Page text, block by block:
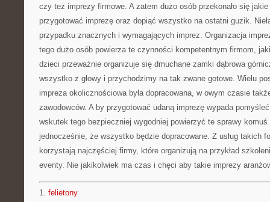
czy też imprezy firmowe. A zatem dużo osób przekonało się
przygotować imprezę oraz dopiąć wszystko na ostatni guzik.
przypadku znacznych i wymagających imprez. Organizacja
tego dużo osób powierza te czynności kompetentnym firmom,
dzieci przeważnie organizuje się dmuchane zamki dąbrowa
wszystko z głowy i przychodzimy na tak zwane gotowe. Wielu
impreza okolicznościowa była dopracowana, w owym czasie
zawodowców. A by przygotować udaną imprezę wypada
wskutek tego bezpieczniej wygodniej powierzyć te sprawy
jednocześnie, że wszystko będzie dopracowane. Z usług takich
korzystają najczęściej firmy, które organizują na przykład
eventy. Nie jakikolwiek ma czas i chęci aby takie imprezy
1. felietony